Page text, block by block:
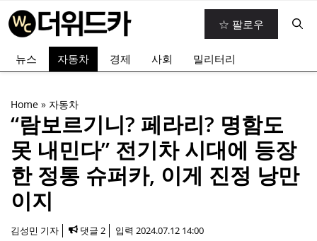
텐
☆ 팔로우
뉴스 자동차 경제 사회 밀리터리
Home » 자동차
“람보르기니? 페라리? 명함도
못 내민다” 전기차 시대에 등장
한 정통 슈퍼카, 이게 진정 낭만
이지
김성민 기자 댓글 2 입력 2024.07.12 14:00